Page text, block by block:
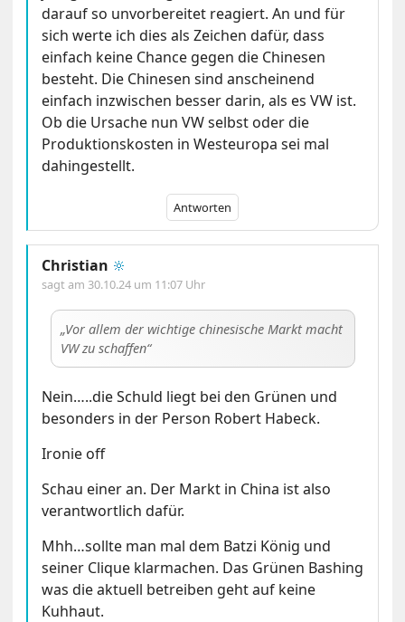
darauf so unvorbereitet reagiert. An und für
sich werte ich dies als Zeichen dafür, dass
einfach keine Chance gegen die Chinesen
besteht. Die Chinesen sind anscheinend
einfach inzwischen besser darin, als es VW ist.
Ob die Ursache nun VW selbst oder die
Produktionskosten in Westeuropa sei mal
dahingestellt.
Antworten
Christian 🔆
sagt am 30.10.24 um 11:07 Uhr
Vor allem der wichtige chinesische Markt macht
VW zu schaffen
Nein…..die Schuld liegt bei den Grünen und
besonders in der Person Robert Habeck.
Ironie off
Schau einer an. Der Markt in China ist also
verantwortlich dafür.
Mhh…sollte man mal dem Batzi König und
seiner Clique klarmachen. Das Grünen Bashing
was die aktuell betreiben geht auf keine
Kuhhaut.